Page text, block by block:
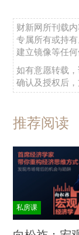
财新网所刊载
专属所有或持
建立镜像等任何
如有意愿转载
确认及授权后，
推荐阅读
私房课